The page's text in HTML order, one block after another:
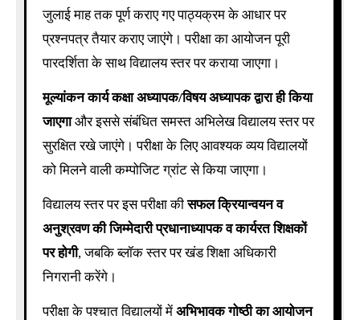
जुलाई माह तक पूर्ण कराए गए पाठ्यक्रम के आधार पर
प्रश्नपत्र तैयार कराए जाएंगे। परीक्षा का आयोजन पूरी
पारदर्शिता के साथ विद्यालय स्तर पर कराया जाएगा।
मूल्यांकन कार्य कक्षा अध्यापक/विषय अध्यापक द्वारा ही किया
जाएगाऔर इससे संबंधित समस्त अभिलेख विद्यालय स्तर पर
सुरक्षित रखे जाएंगे। परीक्षा के लिए आवश्यक व्यय विद्यालयों
को मिलने वाली कम्पोजिट ग्रांट से किया जाएगा।
विद्यालय स्तर पर इस परीक्षा कीसफल क्रियान्वयन व
अनुश्रवण की जिम्मेदारी प्रधानाध्यापक व कार्यरत शिक्षकों
पर होगी, जबकि ब्लॉक स्तर पर खंड शिक्षा अधिकारी
निगरानी करेंगे।
परीक्षा के पश्चात विद्यालयों में अभिभावक गोष्ठी का आयोजन